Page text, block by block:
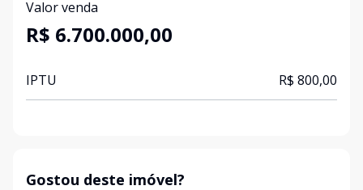
Valor venda
R$ 6.700.000,00
IPTU R$ 800,00
Gostou deste imóvel?